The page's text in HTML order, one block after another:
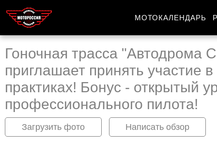
МОТОКАЛЕНДАРЬ
Гоночная трасса "Автодрома
приглашает принять участие
практиках! Бонус - открытый
профессионального пилота!
Загрузить фото Написать обзор